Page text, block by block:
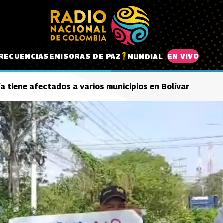
EMISORAS DE PAZ MUNDIAL EN VIVO
tiene afectados a varios municipios en Bolívar